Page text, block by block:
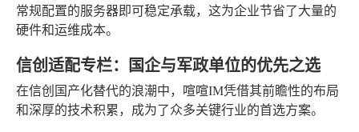
常规配置的服务器即可稳定承载，这为企业节省了大量的
硬件和运维成本。
信创适配专栏：国企与军政单位的优先之选
在信创国产化替代的浪潮中，喧喧IM凭借其前瞻性的布局
和深厚的技术积累，成为了众多关键行业的首选方案。